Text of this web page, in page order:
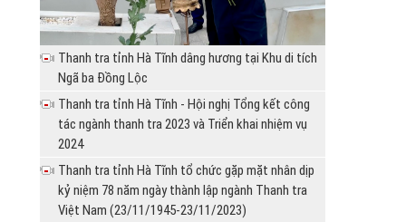
quyết định giải quyết khiếu...
Chủ tịch UBND huyện Can Lộc ban hành
Quyết định giải quyết khiếu...
số cơ sở nhà, đất dôi...
Thông báo Kết luận thanh tra chuyên đề cơ
sở nhà, đất dôi dư sau...
Thông báo Kết luận thanh tra chuyên đề một
số cơ sở nhà, đất dôi...
Thông báo Kết luận thanh tra chuyên đề một
số cơ sở nhà, đất dôi...
Thông báo Kết luận thanh tra chuyên đề một
số cơ sở nhà, đất dôi...
chức, cá nhân vi...
Uỷ ban nhân dân huyện Can Lộc tổ chức đối
thoại với các hộ dân, ở...
huyện Hương Sơn giải quyết...
Ủy ban nhân dân huyện Nghi Xuân có Văn bản
UBND tỉnh Hà Tĩnh chỉ đạo Sở Nội vụ, Sở
Nông nông nghiệp và Phát...
Thanh tra tỉnh Hà Tĩnh dâng hương tại Khu di tích
Ngã ba Đồng Lộc
Thanh tra tỉnh Hà Tĩnh - Hội nghị Tổng kết công
tác ngành thanh tra 2023 và Triển khai nhiệm vụ
2024
Thanh tra tỉnh Hà Tĩnh tổ chức gặp mặt nhân dịp
kỷ niệm 78 năm ngày thành lập ngành Thanh tra
Việt Nam (23/11/1945-23/11/2023)